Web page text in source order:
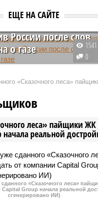
ЕЩЕ НА САЙТЕ
призвали
от санкций
России после слов
о газе
правой
призвал власти страны
против России на фоне
1541
0
«Сказочного леса»
леса» пайщики
реальной
сданного «Сказочного леса»
Group начала реальной
сгенерировано ИИ)